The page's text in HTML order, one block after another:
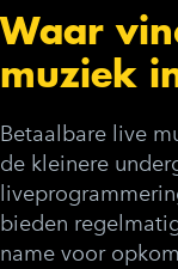
Waar
muziek
Betaalbare live
de kleinere
bieden
name voor